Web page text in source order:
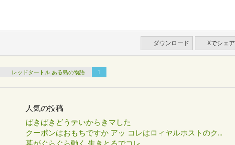
ダウンロード Xでシェア
レッドタートル ある島の物語 1
人気の投稿
ばきばきどうテいからきマした
クーポンはおもちですか アッ コレはロィヤルホストのク...
墓がぐらぐら動く 生きとるでコレ